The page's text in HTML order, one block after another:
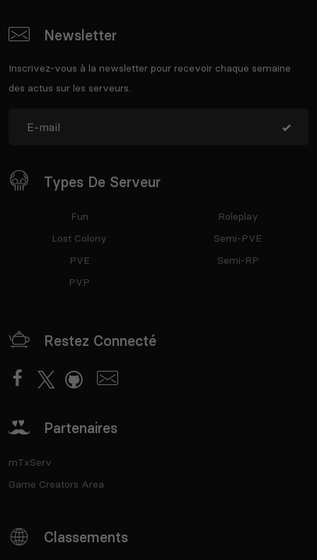
Newsletter
Inscrivez-vous à la newsletter pour recevoir chaque semaine
des actus sur les serveurs.
Types De Serveur
Fun
Lost Colony
PVE
PVP
Roleplay
Semi-PVE
Semi-RP
Restez Connecté
Partenaires
mTxServ
Game Creators Area
Classements